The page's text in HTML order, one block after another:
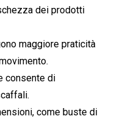
dei prodotti
maggiore praticità
consente di
come buste di